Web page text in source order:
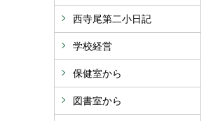
西寺尾第二小日記
学校経営
保健室から
図書室から